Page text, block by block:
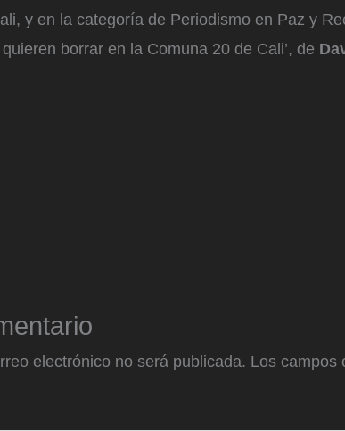
y en la categoría de Periodismo en Paz y
borrar en la Comuna 20 de Cali’, de
electrónico no será publicada. Los campos